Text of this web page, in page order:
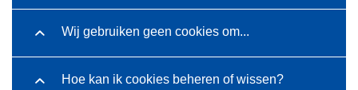
Wij gebruiken geen cookies om...
Hoe kan ik cookies beheren of wissen?